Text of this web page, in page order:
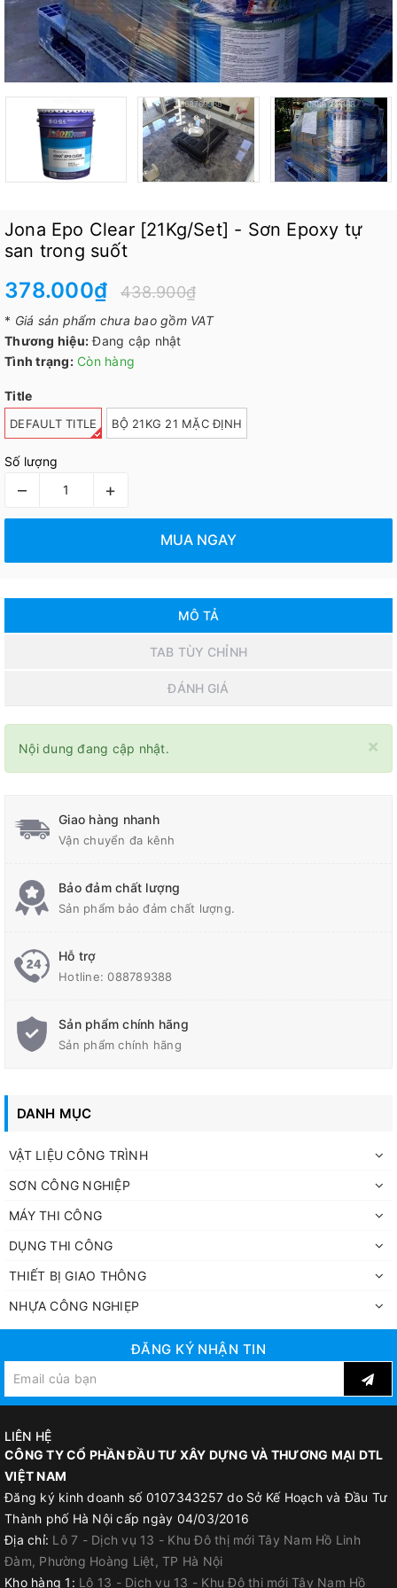
Jona Epo Clear [21Kg/Set] - Sơn Epoxy tự
san trong suốt
378.000₫ 438.900₫
* Giá sản phẩm chưa bao gồm VAT
Thương hiệu: Đang cập nhật
Tình trạng: Còn hàng
Title
DEFAULT TITLE BỘ 21KG 21 MẶC ĐỊNH
Số lượng
– +
MUA NGAY
MÔ TẢ
TAB TÙY CHỈNH
ĐÁNH GIÁ
×
Nội dung đang cập nhật.
Giao hàng nhanh
Vận chuyển đa kênh
Bảo đảm chất lượng
Sản phẩm bảo đảm chất lượng.
Hỗ trợ
Hotline:088789388
Sản phẩm chính hãng
Sản phẩm chính hãng
DANH MỤC
VẬT LIỆU CÔNG TRÌNH
SƠN CÔNG NGHIỆP
MÁY THI CÔNG
DỤNG THI CÔNG
THIẾT BỊ GIAO THÔNG
NHỰA CÔNG NGHIẸP
ĐĂNG KÝ NHẬN TIN
LIÊN HỆ
CÔNG TY CỔ PHẦN ĐẦU TƯ XÂY DỰNG VÀ THƯƠNG MẠI DTL
VIỆT NAM
Đăng ký kinh doanh số 0107343257 do Sở Kế Hoạch và Đầu Tư
Thành phố Hà Nội cấp ngày 04/03/2016
Địa chỉ: Lô 7 - Dịch vụ 13 - Khu Đô thị mới Tây Nam Hồ Linh
Đàm, Phường Hoàng Liệt, TP Hà Nội
Kho hàng 1: Lô 13 - Dịch vụ 13 - Khu Đô thị mới Tây Nam Hồ